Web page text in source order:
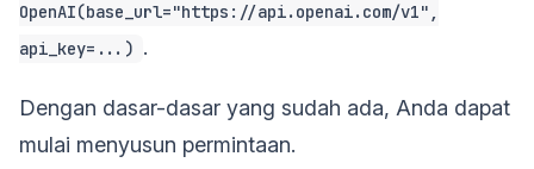
OpenAI(base_url="https://api.openai.com/v1",
api_key=...) .
Dengan dasar-dasar yang sudah ada, Anda dapat
mulai menyusun permintaan.